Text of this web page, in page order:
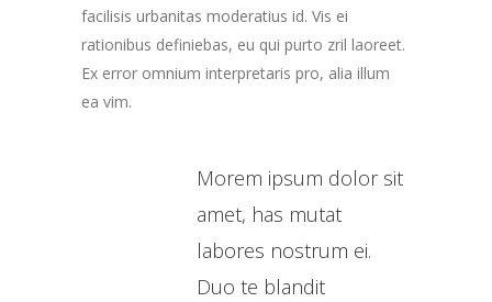
facilisis urbanitas moderatius id. Vis ei
rationibus definiebas, eu qui purto zril laoreet.
Ex error omnium interpretaris pro, alia illum
ea vim.
Morem ipsum dolor sit
amet, has mutat
labores nostrum ei.
Duo te blandit